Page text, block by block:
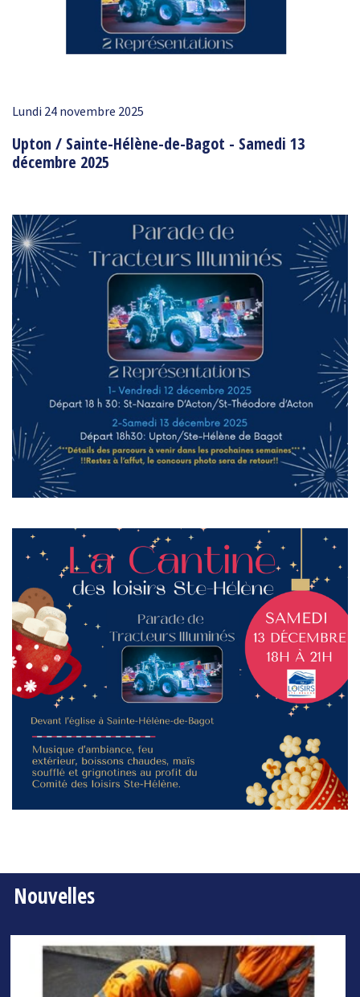
Lundi 24 novembre 2025
Upton / Sainte-Hélène-de-Bagot - Samedi 13
décembre 2025
Nouvelles